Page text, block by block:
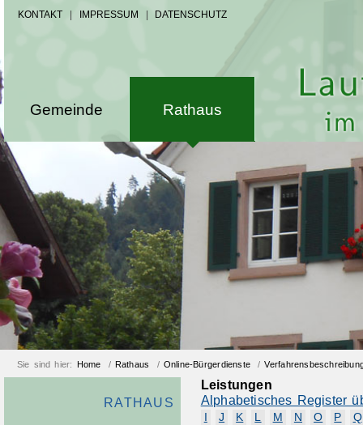
KONTAKT IMPRESSUM DATENSCHUTZ
Gemeinde Rathaus
Sie sind hier: Home / Rathaus / Online-Bürgerdienste /
RATHAUS
Leistungen
Alphabetisches Register
J K L M N O P Q